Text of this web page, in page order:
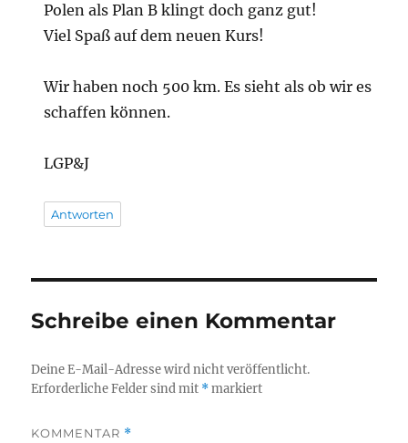
Polen als Plan B klingt doch ganz gut!
Viel Spaß auf dem neuen Kurs!
Wir haben noch 500 km. Es sieht als ob wir es
schaffen können.
LGP&J
Antworten
Schreibe einen Kommentar
Deine E-Mail-Adresse wird nicht veröffentlicht.
Erforderliche Felder sind mit *markiert
KOMMENTAR *